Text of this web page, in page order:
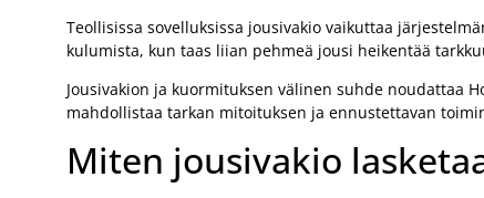
Teollisissa sovelluksissa jousivakio vaikuttaa
kulumista, kun taas liian pehmeä jousi heikentää
Jousivakion ja kuormituksen välinen suhde noudattaa
mahdollistaa tarkan mitoituksen ja ennustettavan
Miten jousivakio